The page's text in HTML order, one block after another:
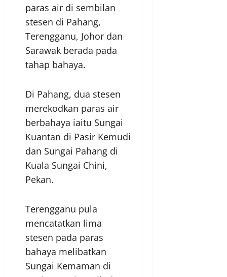
paras air di sembilan
stesen di Pahang,
Terengganu, Johor dan
Sarawak berada pada
tahap bahaya.
Di Pahang, dua stesen
merekodkan paras air
berbahaya iaitu Sungai
Kuantan di Pasir Kemudi
dan Sungai Pahang di
Kuala Sungai Chini,
Pekan.
Terengganu pula
mencatatkan lima
stesen pada paras
bahaya melibatkan
Sungai Kemaman di